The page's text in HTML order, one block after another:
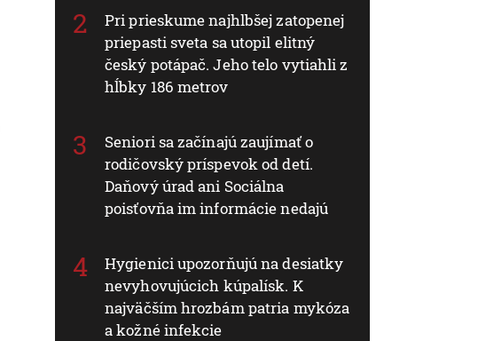
Pri prieskume najhlbšej zatopenej
priepasti sveta sa utopil elitný
český potápač. Jeho telo vytiahli z
hĺbky 186 metrov
Seniori sa začínajú zaujímať o
rodičovský príspevok od detí.
Daňový úrad ani Sociálna
poisťovňa im informácie nedajú
Hygienici upozorňujú na desiatky
nevyhovujúcich kúpalísk. K
najväčším hrozbám patria mykóza
a kožné infekcie